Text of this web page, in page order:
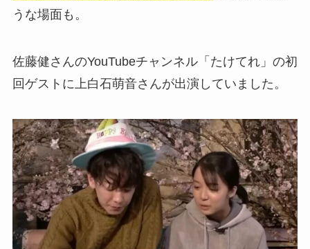
うな場面も。
佐藤健さんのYouTubeチャンネル「たけてれ」の初
回ゲストに上白石萌音さんが出演していました。